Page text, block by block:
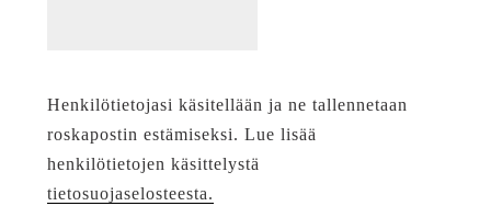
Henkilötietojasi käsitellään ja ne tallennetaan
roskapostin estämiseksi. Lue lisää
henkilötietojen käsittelystä
tietosuojaselosteesta.